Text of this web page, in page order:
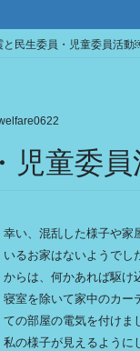
と民生委員・児童委員活
児童委
幸い、混乱した様子や家
いるお家はないようでし
からは、何かあれば駆け
寝室を除いて家中のカー
ての部屋の電気を付けま
私の様子が見えるように